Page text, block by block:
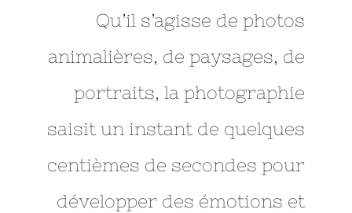
Qu’il s’agisse de photos
animalières, de paysages, de
portraits, la photographie
saisit un instant de quelques
centièmes de secondes pour
développer des émotions et